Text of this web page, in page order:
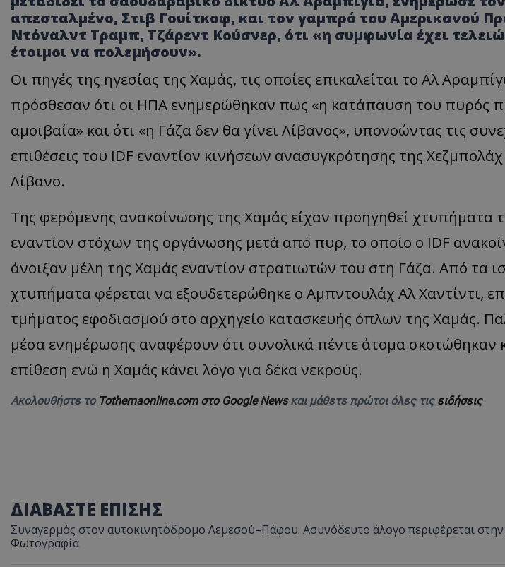
απεσταλμένο, Στιβ Γουίτκοφ, και τον γαμπρό του Αμερικανού
Ντόναλντ Τραμπ, Τζάρεντ Κούσνερ, ότι «η συμφωνία έχει
έτοιμοι να πολεμήσουν».
Οι πηγές της ηγεσίας της Χαμάς, τις οποίες επικαλείται το Αλ
πρόσθεσαν ότι οι ΗΠΑ ενημερώθηκαν πως «η κατάπαυση του πυρός
αμοιβαία» και ότι «η Γάζα δεν θα γίνει Λίβανος», υπονοώντας τις
επιθέσεις του IDF εναντίον κινήσεων ανασυγκρότησης της
Λίβανο.
Της φερόμενης ανακοίνωσης της Χαμάς είχαν προηγηθεί χτυπήματα
εναντίον στόχων της οργάνωσης μετά από πυρ, το οποίο ο IDF
άνοιξαν μέλη της Χαμάς εναντίον στρατιωτών του στη Γάζα. Από τα
χτυπήματα φέρεται να εξουδετερώθηκε ο Αμπντουλάχ Αλ Χαντίντι,
τμήματος εφοδιασμού στο αρχηγείο κατασκευής όπλων της Χαμάς.
μέσα ενημέρωσης αναφέρουν ότι συνολικά πέντε άτομα σκοτώθηκαν
επίθεση ενώ η Χαμάς κάνει λόγο για δέκα νεκρούς.
Ακολουθήστε το Tothemaonline.com στο Google Newsκαι μάθετε πρώτοι όλες τις ειδήσεις
ΔΙΑΒΑΣΤΕ ΕΠΙΣΗΣ
Συναγερμός στον αυτοκινητόδρομο Λεμεσού–Πάφου: Ασυνόδευτο άλογο περιφέρεται
Φωτογραφία